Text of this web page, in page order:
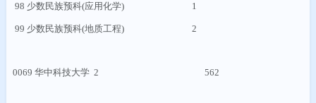
98 少数民族预科(应用化学) 1
99 少数民族预科(地质工程) 2
0069 华中科技大学 2 562